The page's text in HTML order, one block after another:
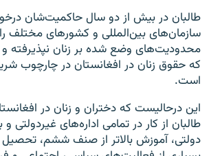
طالبان در بیش از دو سال حاکمیت‌شان
سازمان‌های بین‌المللی و کشورهای مختلف
محدودیت‌های وضع شده بر زنان نپذیرفته
که حقوق زنان در افغانستان در چارچوب
است.
این درحالیست که دختران و زنان در
طالبان از کار در تمامی اداره‌های غیردولتی و
دولتی، آموزش بالاتر از صنف ششم،